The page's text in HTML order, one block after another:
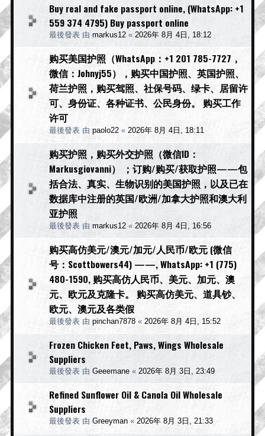
Buy real and fake passport online, (WhatsApp: +1
559 374 4795) Buy passport online
最後發表 由 markus12 « 2026年 8月 4日, 18:12
购买美国护照（WhatsApp：+1 201 785-7727，
微信：Johnyj55），购买中国护照、英国护照、
荷兰护照，购买驾照、社保号码、绿卡、居留许
可、身份证、各种证书、公民身份。 购买工作
许可
最後發表 由 paolo22 « 2026年 8月 4日, 18:11
购买护照，购买外交护照（微信ID：
Markusgiovanni） ；订购/购买/获取护照——包
括合法、真实、生物识别的美国护照，以及已在
数据库中注册的英国/欧洲/加拿大护照和澳大利
亚护照
最後發表 由 markus12 « 2026年 8月 4日, 16:56
购买高仿美元/澳元/加元/人民币/欧元 (微信
号：Scottbowers44) ——, WhatsApp: +1 (775)
480-1590, 购买高仿人民币、美元、加元、澳
元、欧元及克隆卡。 购买高仿美元、道具钞、
欧元、澳元及各类假
最後發表 由 pinchan7878 « 2026年 8月 4日, 15:52
Frozen Chicken Feet, Paws, Wings Wholesale
Suppliers
最後發表 由 Geeemane « 2026年 8月 3日, 23:49
Refined Sunflower Oil & Canola Oil Wholesale
Suppliers
最後發表 由 Greeyman « 2026年 8月 3日, 21:33